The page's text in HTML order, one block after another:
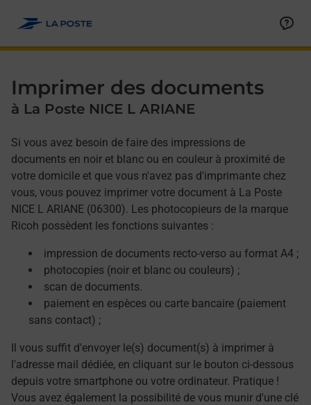
Imprimer des documents
à La Poste NICE L ARIANE
Si vous avez besoin de faire des impressions de
documents en noir et blanc ou en couleur à proximité de
votre domicile et que vous n'avez pas d'imprimante chez
vous, vous pouvez imprimer votre document à La Poste
NICE L ARIANE (06300). Les photocopieurs de la marque
Ricoh possèdent les fonctions suivantes :
impression de documents recto-verso au format A4 ;
photocopies (noir et blanc ou couleurs) ;
scan de documents.
paiement en espèces ou carte bancaire (paiement
sans contact) ;
Il vous suffit d'envoyer le(s) document(s) à imprimer à
l'adresse mail dédiée, en cliquant sur le bouton ci-dessous
depuis votre smartphone ou votre ordinateur. Pratique !
Vous avez également la possibilité de vous munir d'une clé